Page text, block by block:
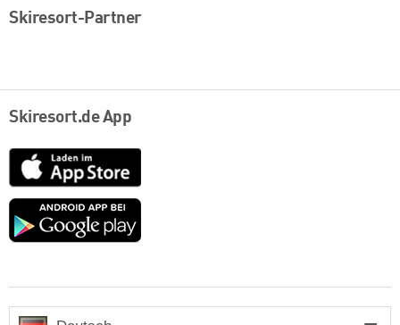
Skiresort-Partner
Skiresort.de App
App
Store
Google